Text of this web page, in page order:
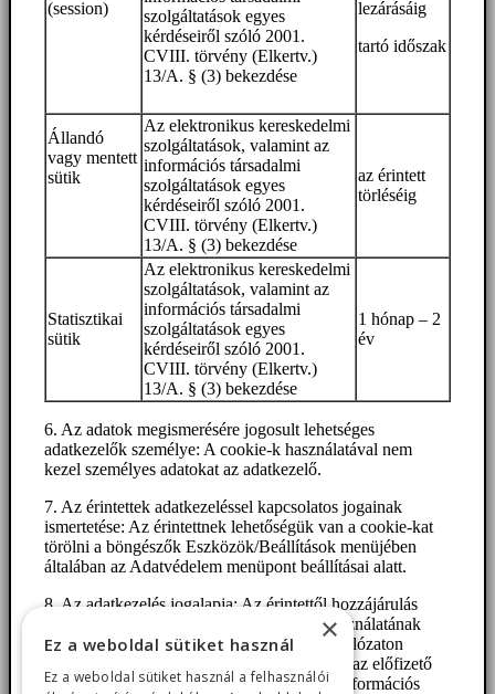
(session)
szolgáltatások egyes
kérdéseiről szóló 2001.
CVIII. törvény (Elkertv.)
13/A. § (3) bekezdése
lezárásáig
tartó időszak
Állandó
vagy mentett
sütik
Az elektronikus kereskedelmi
szolgáltatások, valamint az
információs társadalmi
szolgáltatások egyes
kérdéseiről szóló 2001.
CVIII. törvény (Elkertv.)
13/A. § (3) bekezdése
az érintett
törléséig
Statisztikai
sütik
Az elektronikus kereskedelmi
szolgáltatások, valamint az
információs társadalmi
szolgáltatások egyes
kérdéseiről szóló 2001.
CVIII. törvény (Elkertv.)
13/A. § (3) bekezdése
1 hónap – 2
év
6. Az adatok megismerésére jogosult lehetséges
adatkezelők személye: A cookie-k használatával nem
kezel személyes adatokat az adatkezelő.
7. Az érintettek adatkezeléssel kapcsolatos jogainak
ismertetése: Az érintettnek lehetőségük van a cookie-kat
törölni a böngészők Eszközök/Beállítások menüjében
általában az Adatvédelem menüpont beállításai alatt.
8. Az adatkezelés jogalapja: Az érintettől hozzájárulás
nem szükséges, amennyiben a cookie-k használatának
kizárólagos célja az elektronikus hírközlő hálózaton
keresztül történő közléstovábbítás vagy arra az előfizető
vagy felhasználó által kifejezetten kért, az információs
×
Ez a weboldal sütiket használ
Ez a weboldal sütiket használ a felhasználói